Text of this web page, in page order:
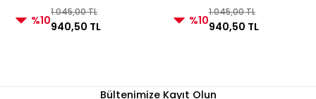
%10
1.045,00 TL
940,50 TL %10
1.045,00 TL
940,50 TL
Bültenimize Kayıt Olun